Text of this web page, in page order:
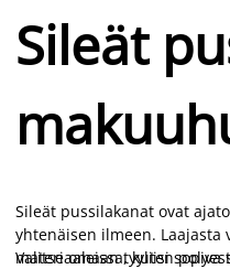
Sileät
Sileät pussilakanat ovat
yhtenäisen ilmeen. Laajasta
materiaaleissa, kuten
Valitse omaan tyyliisi sopiva